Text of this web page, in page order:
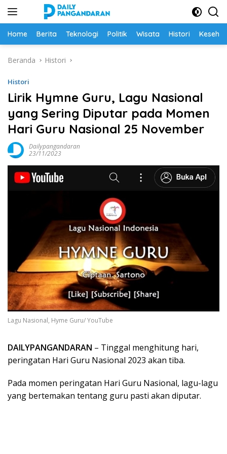
Home Berita Teknologi Politik Wisata Histori
Beranda Histori
Histori
Lirik Hymne Guru, Lagu Nasional
yang Sering Diputar pada Momen
Hari Guru Nasional 25 November
Dailypangandaran
23/11/2023
Lagu Nasional, Hyme Guru/ YouTube
DAILYPANGANDARAN – Tinggal menghitung hari,
peringatan Hari Guru Nasional 2023 akan tiba.
Pada momen peringatan Hari Guru Nasional, lagu-lagu
yang bertemakan tentang guru pasti akan diputar.